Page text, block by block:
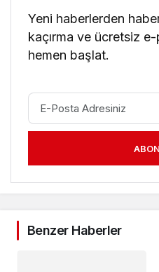
Yeni haberlerden
kaçırma ve ücretsiz
hemen başlat.
Benzer Haberler